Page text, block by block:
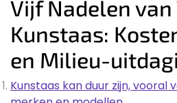
Vijf Nadelen van
Kunstaas:
en Milieu-
Kunstaas kan duur zijn, vooral